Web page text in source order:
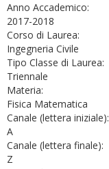
Anno Accademico:
2017-2018
Corso di Laurea:
Ingegneria Civile
Tipo Classe di Laurea:
Triennale
Materia:
Fisica Matematica
Canale (lettera iniziale):
A
Canale (lettera finale):
Z